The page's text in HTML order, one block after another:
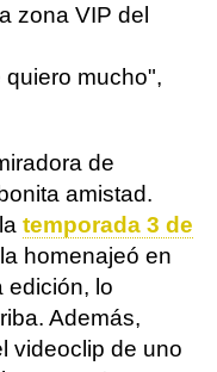
zona VIP del
mucho",
de
amistad.
temporada 3 de
homenajeó en
edición, lo
Además,
videoclip de uno